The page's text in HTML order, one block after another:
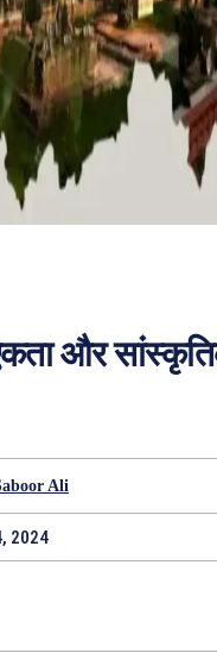
और
Ali
2024